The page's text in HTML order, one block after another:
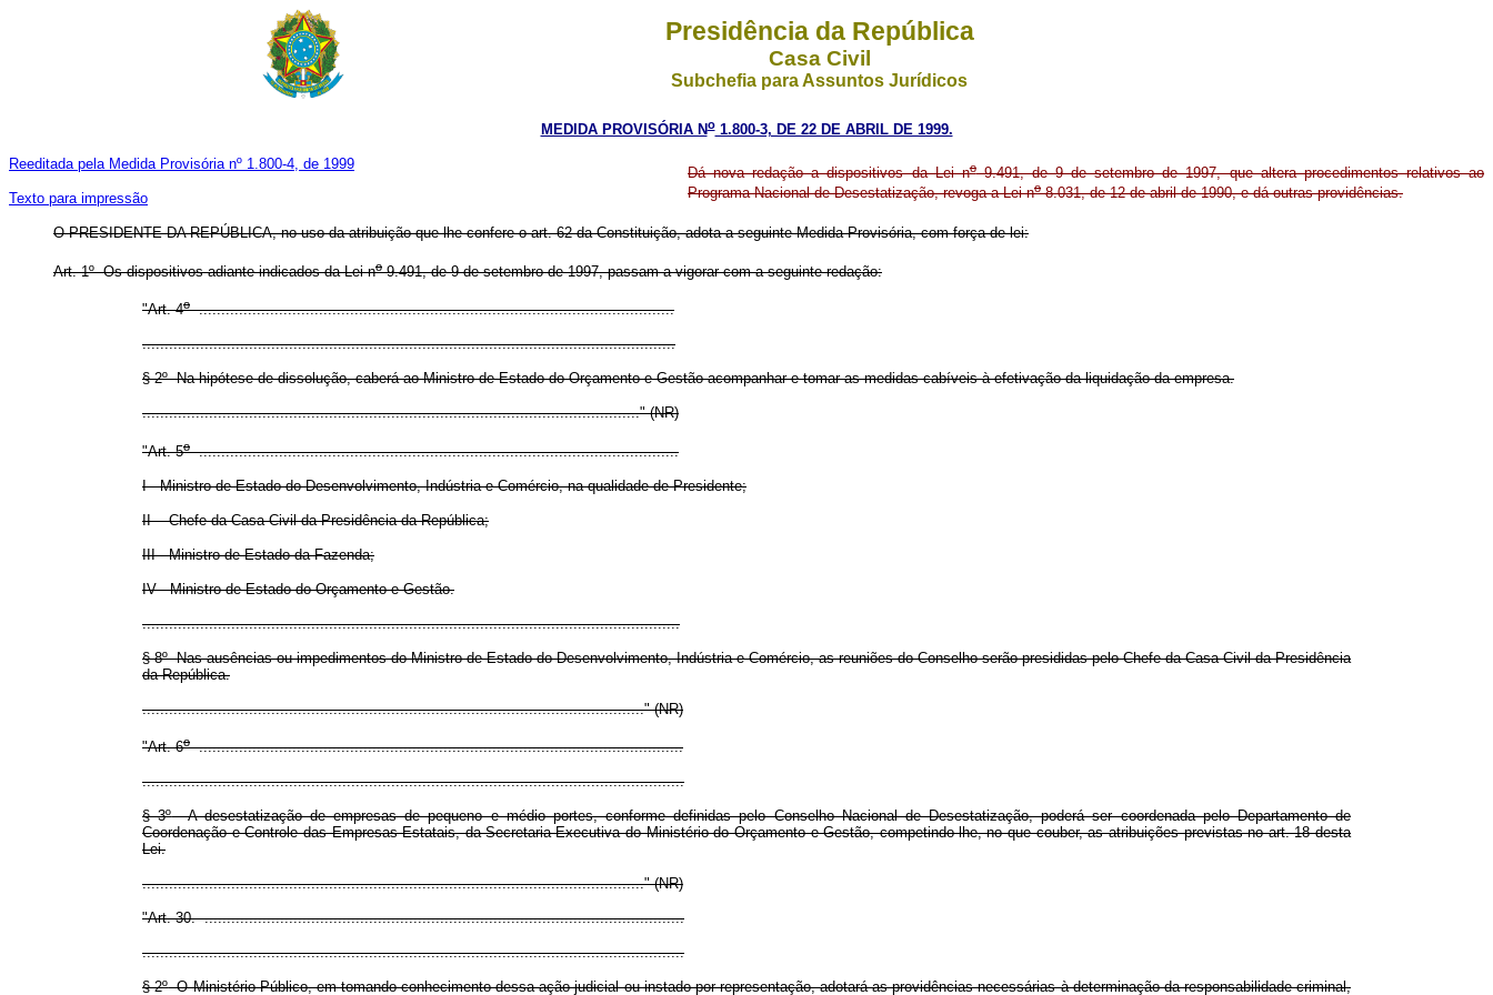
Presidência da República
Casa Civil
Subchefia para Assuntos Jurídicos
MEDIDA PROVISÓRIA No1.800-3, DE 22 DE ABRIL DE 1999.
Reeditada pela Medida Provisória nº 1.800-4, de 1999
Texto para impressão
Dá nova redação a dispositivos da Lei no9.491, de 9 de setembro de 1997, que altera procedimentos relativos ao
Programa Nacional de Desestatização, revoga a Lei no8.031, de 12 de abril de 1990, e dá outras providências.
O PRESIDENTE DA REPÚBLICA, no uso da atribuição que lhe confere o art. 62 da Constituição, adota a seguinte Medida Provisória, com força de lei:
Art. 1ºOs dispositivos adiante indicados da Lei no9.491, de 9 de setembro de 1997, passam a vigorar com a seguinte redação:
"Art. 4o...........................................................................................................
........................................................................................................................
§ 2ºNa hipótese de dissolução, caberá ao Ministro de Estado do Orçamento e Gestão acompanhar e tomar as medidas cabíveis à efetivação da liquidação da empresa.
................................................................................................................" (NR)
"Art. 5o............................................................................................................
I - Ministro de Estado do Desenvolvimento, Indústria e Comércio, na qualidade de Presidente;
II - Chefe da Casa Civil da Presidência da República;
III - Ministro de Estado da Fazenda;
IV - Ministro de Estado do Orçamento e Gestão.
.........................................................................................................................
§ 8ºNas ausências ou impedimentos do Ministro de Estado do Desenvolvimento, Indústria e Comércio, as reuniões do Conselho serão presididas pelo Chefe da Casa Civil da Presidência
da República.
................................................................................................................." (NR)
"Art. 6o.............................................................................................................
..........................................................................................................................
§ 3ºA desestatização de empresas de pequeno e médio portes, conforme definidas pelo Conselho Nacional de Desestatização, poderá ser coordenada pelo Departamento de
Coordenação e Controle das Empresas Estatais, da Secretaria-Executiva do Ministério do Orçamento e Gestão, competindo-lhe, no que couber, as atribuições previstas no art. 18 desta
Lei.
................................................................................................................." (NR)
"Art. 30. ............................................................................................................
..........................................................................................................................
§ 2ºO Ministério Público, em tomando conhecimento dessa ação judicial ou instado por representação, adotará as providências necessárias à determinação da responsabilidade criminal,